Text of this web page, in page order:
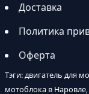
Доставка
Политика
Оферта
Тэги: двигатель для
мотоблока в